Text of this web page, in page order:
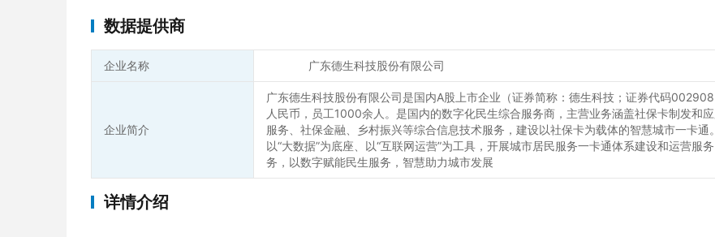
数据提供商
企业名称 广东德生科技股份有限公司
企业简介
广东德生科技股份有限公司是国内A股上市企业（证券简称：德生科技；证券代码
人民币，员工1000余人。是国内的数字化民生综合服务商，主营业务涵盖社保卡制发和
服务、社保金融、乡村振兴等综合信息技术服务，建设以社保卡为载体的智慧城市一卡
以“大数据”为底座、以“互联网运营”为工具，开展城市居民服务一卡通体系建设和运营服
务，以数字赋能民生服务，智慧助力城市发展
详情介绍